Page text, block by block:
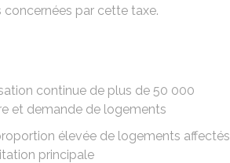
par cette taxe.
continue de plus de 50 000
et demande de logements
élevée de logements affectés
principale